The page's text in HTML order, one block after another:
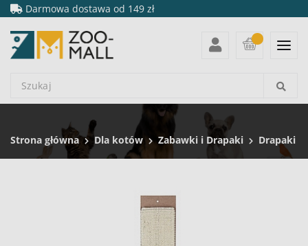
Darmowa dostawa od 149 zł
Strona główna Dla kotów Zabawki i Drapaki Drapaki